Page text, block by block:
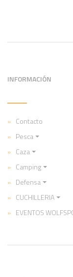
INFORMACIÓN
Contacto
Pesca
Caza
Camping
Defensa
CUCHILLERIA
EVENTOS